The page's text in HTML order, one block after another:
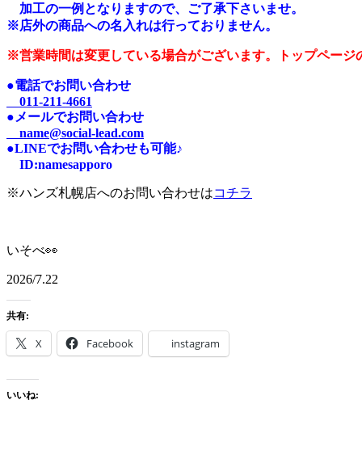
加工の一例となりますので、ご了承下さいませ。
※店外の商品への名入れは行っておりません。
※営業時間は変更している場合がございます。トップページ
●電話でお問い合わせ
011-211-4661
●メールでお問い合わせ
name@social-lead.com
●LINEでお問い合わせも可能♪
ID:namesapporo
※ハンズ札幌店へのお問い合わせはコチラ
いそべ👀
2026/7.22
共有:
X Facebook instagram
いいね: